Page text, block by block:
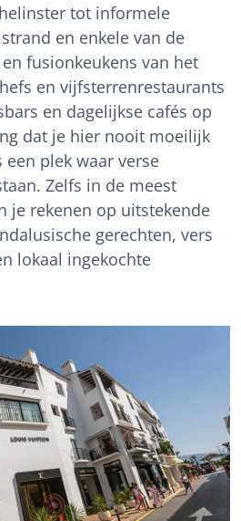
tot informele
en enkele van de
fusionkeukens van het
en vijfsterrenrestaurants
en dagelijkse cafés op
dat je hier nooit moeilijk
plek waar verse
Zelfs in de meest
je rekenen op uitstekende
gerechten, vers
lokaal ingekochte